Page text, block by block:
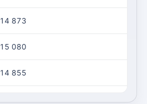
14 873
15 080
14 855
2